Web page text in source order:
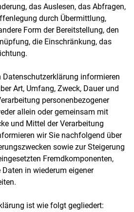
das Auslesen, das Abfragen,
durch Übermittlung,
Form der Bereitstellung, den
die Einschränkung, das
informieren
Art, Umfang, Zweck, Dauer und
personenbezogener
allein oder gemeinsam mit
und Mittel der Verarbeitung
wir Sie nachfolgend über
sowie zur Steigerung
Fremdkomponenten,
in wiederum eigener
ist wie folgt gegliedert: